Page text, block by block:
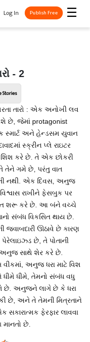
☰
Log In Publish Free
- 2
Stories
તારો : એક અનોખી લવ
છે, જેમાં protagonist
અને હેન્ડસમ યુવાન
સ્ક્રીન પ્લે રાઇટર
કરે છે. તે એક છોકરી
તેને ગમે છે, પરંતુ વાત
નથી. એક દિવસ, અનુજ
રાખીને ફેસબુક પર
શરૂ કરે છે. આ બંને વચ્ચે
સંબંધ વિકસિત થાય છે.
જવાબદારી ઊઠાવે છે કારણ
પેરેલાઇઝ્ડ છે, તે પોતાની
સાથે શેર કરે છે.
વીકમાં, અનુજ ધરા માટે વિશ
ધીમે, તેમનો સંબંધ વધુ
અનુજને લાગે છે કે ધરા
છે, અને તે તેમની મિત્રતાને
સકારાત્મક ફેરફાર લાવવા
માનતો છે.